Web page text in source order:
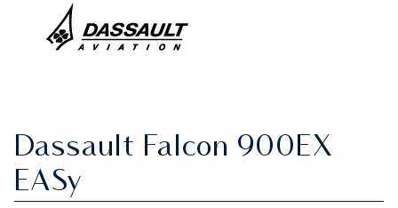
Dassault Falcon 900EX
EASy